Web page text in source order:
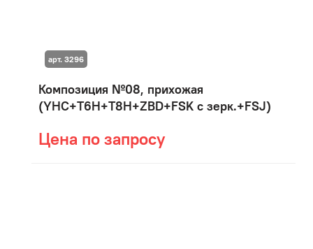
Композиция №08, прихожая
(YHC+T6H+T8H+ZBD+FSK с зерк.+FSJ)
Цена по запросу
арт. 3296